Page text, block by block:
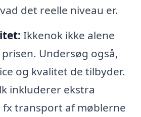
det reelle niveau er.
Ikkenok ikke alene
Undersøg også,
og kvalitet de tilbyder.
inkluderer ekstra
fx transport af møblerne